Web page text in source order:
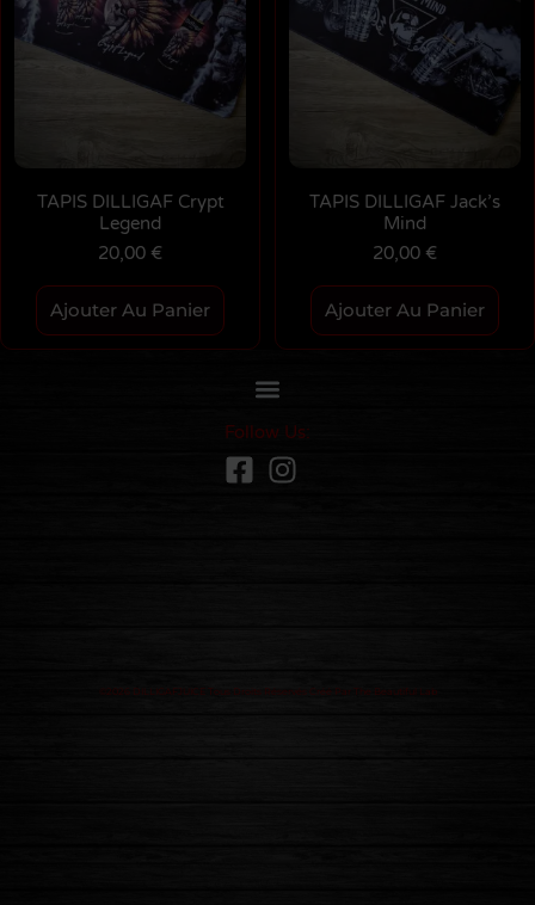
TAPIS DILLIGAF Crypt
Legend
20,00 €
Ajouter Au Panier
TAPIS DILLIGAF Jack’s
Mind
20,00 €
Ajouter Au Panier
Follow Us:
©2026 DILLIGAFJUICE Tous Droits Réservés Créé Par The Beautiful Lab